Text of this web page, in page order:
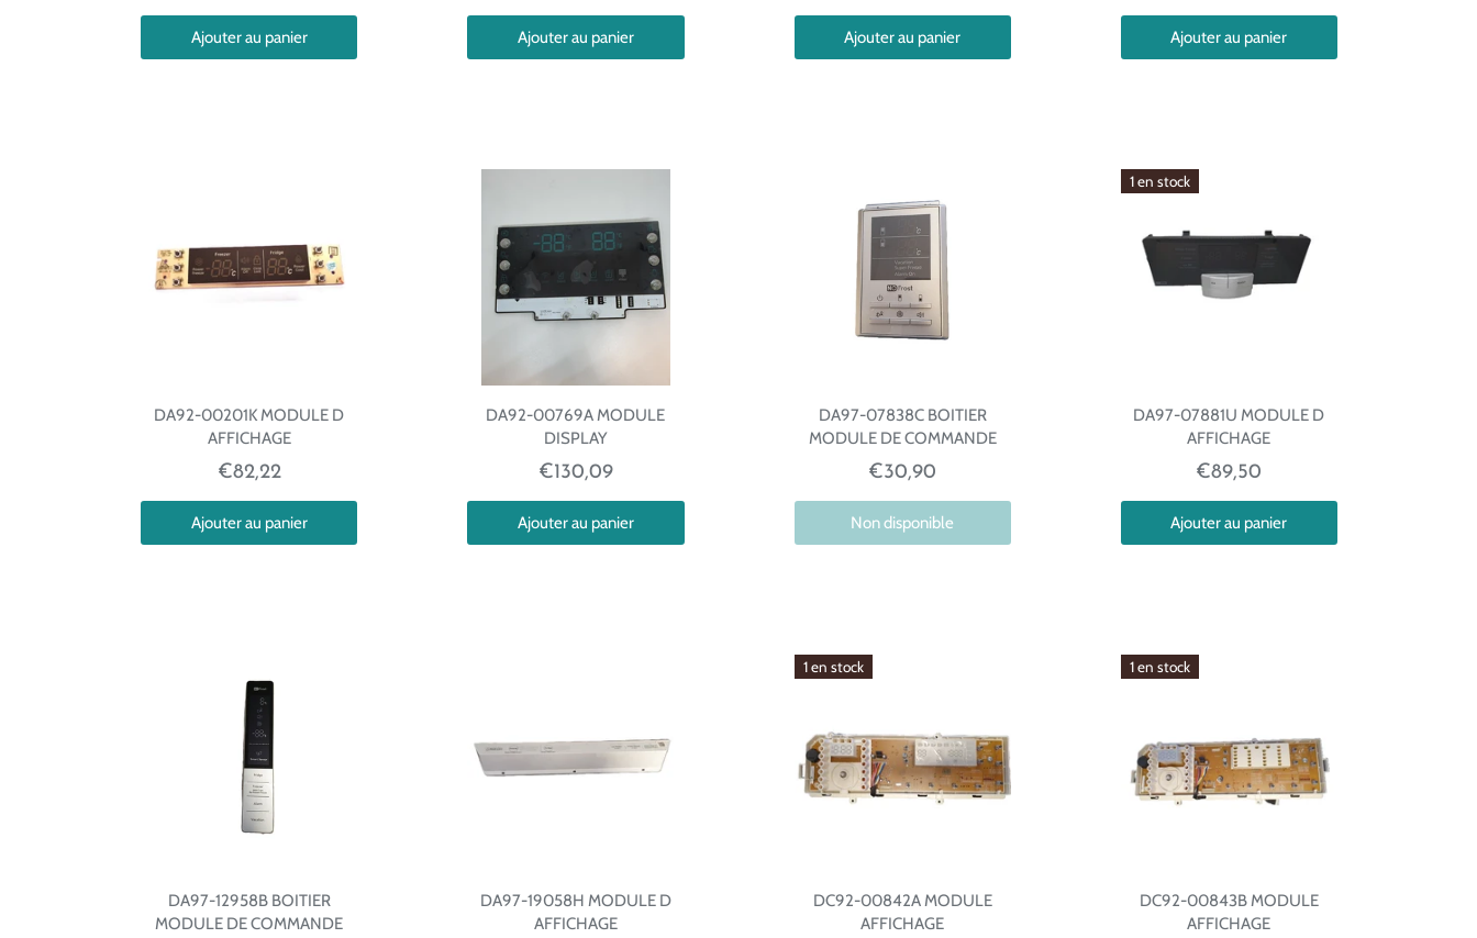
Ajouter au panier Ajouter au panier Ajouter au panier Ajouter au panier
DA92-00201K MODULE D
AFFICHAGE
€82,22
Ajouter au panier
DA92-00769A MODULE
DISPLAY
€130,09
Ajouter au panier
DA97-07838C BOITIER
MODULE DE COMMANDE
€30,90
Non disponible
1 en stock
DA97-07881U MODULE D
AFFICHAGE
€89,50
Ajouter au panier
DA97-12958B BOITIER
MODULE DE COMMANDE
DA97-19058H MODULE D
AFFICHAGE
1 en stock
DC92-00842A MODULE
AFFICHAGE
1 en stock
DC92-00843B MODULE
AFFICHAGE